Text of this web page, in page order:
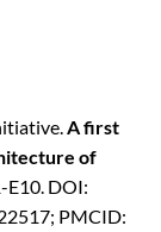
A first
of
E10. DOI:
PMCID: